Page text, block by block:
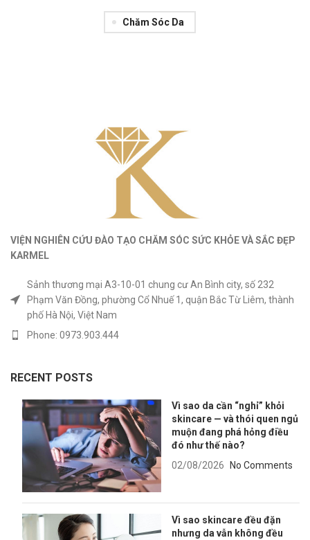
Chăm Sóc Da
VIỆN NGHIÊN CỨU ĐÀO TẠO CHĂM SÓC SỨC KHỎEVÀSẮC ĐẸP
KARMEL
Sảnh thương mại A3-10-01 chung cư An Bình city, số 232
Phạm Văn Đồng, phường Cổ Nhuế 1, quận Bắc Từ Liêm, thành
phố Hà Nội, Việt Nam
Phone: 0973.903.444
RECENT POSTS
Vì sao da cần “nghỉ” khỏi
skincare — và thói quen ngủ
muộn đang phá hỏng điều
đó như thế nào?
02/08/2026
No Comments
Vì sao skincare đều đặn
nhưng da vẫn không đều